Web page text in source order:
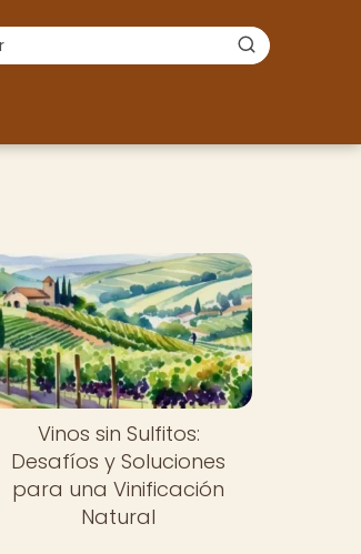
Vinos sin Sulfitos:
Desafíos y Soluciones
para una Vinificación
Natural